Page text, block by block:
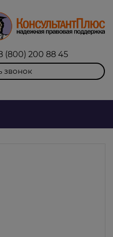
(800) 200 88 45
звонок